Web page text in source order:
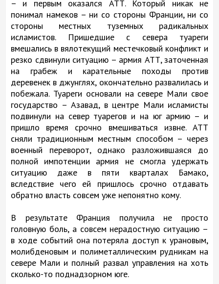
– и первым оказался АТТ. Который никак не
понимал намеков – ни со стороны Франции, ни со
стороны местных туземных радикальных
исламистов. Пришедшие с севера туареги
вмешались в вялотекущий местечковый конфликт и
резко сдвинули ситуацию – армия АТТ, заточенная
на грабеж и карательные походы против
деревенек в джунглях, окончательно развалилась и
побежала. Туареги основали на севере Мали свое
государство – Азавад, в центре Мали исламисты
подвинули на север туарегов и на юг армию – и
пришло время срочно вмешиваться извне. АТТ
сняли традиционным местным способом – через
военный переворот, однако разложившаяся до
полной импотенции армия не смогла удержать
ситуацию даже в пяти кварталах Бамако,
вследствие чего ей пришлось срочно отдавать
обратно власть совсем уже непонятно кому.
В результате Франция получила не просто
головную боль, а совсем нерадостную ситуацию –
в ходе событий она потеряла доступ к урановым,
молибденовым и полиметаллическим рудникам на
севере Мали и полный развал управления на хоть
сколько-то поднадзорном юге.